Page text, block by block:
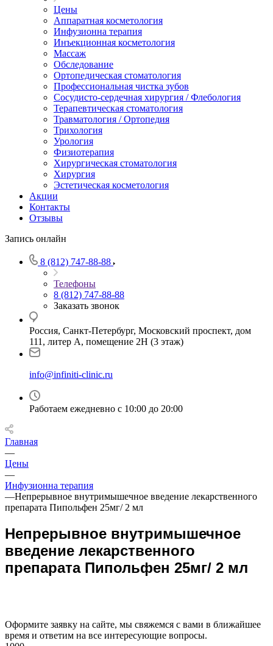
Цены
Аппаратная косметология
Инфузионна терапия
Инъекционная косметология
Массаж
Обследование
Ортопедическая стоматология
Профессиональная чистка зубов
Сосудисто-сердечная хирургия / Флебология
Терапевтическая стоматология
Травматология / Ортопедия
Трихология
Урология
Физиотерапия
Хирургическая стоматология
Хирургия
Эстетическая косметология
Акции
Контакты
Отзывы
Запись онлайн
8 (812) 747-88-88
Телефоны
8 (812) 747-88-88
Заказать звонок
Россия, Санкт-Петербург, Московский проспект, дом
111, литер А, помещение 2Н (3 этаж)
info@infiniti-clinic.ru
Работаем ежедневно с 10:00 до 20:00
Главная
—
Цены
—
Инфузионна терапия
—Непрерывное внутримышечное введение лекарственного
препарата Пипольфен 25мг/ 2 мл
Непрерывное внутримышечное
введение лекарственного
препарата Пипольфен 25мг/ 2 мл
Оформите заявку на сайте, мы свяжемся с вами в ближайшее
время и ответим на все интересующие вопросы.